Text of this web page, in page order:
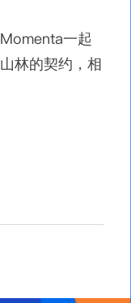
Momenta一起
林的契约，相